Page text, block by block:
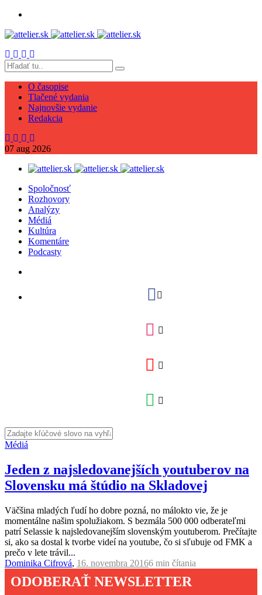
O časopise
Tlačené vydania
Najnovšie vydanie
Redakcia
07 aug 2026
Spoločnosť
Rozhovory
Analýzy
Médiá
Kultúra
Komentáre
Podcasty
Médiá
Jeden z najsledovanejších youtuberov na
Slovensku má štúdio na Skladovej
Väčšina mladých ľudí ho dobre pozná, no málokto vie, že je
momentálne našim spolužiakom. S bezmála 500 000 odberateľmi
patrí Selassie k najsledovanejším slovenským youtuberom. Prečítajte
si, ako sa dostal k tvorbe videí na youtube, čo si sľubuje od FMK a
prečo v lete trávil...
Dominika Cifrová, 16. novembra 20166 min čítania
ODOBERAŤ NEWSLETTER